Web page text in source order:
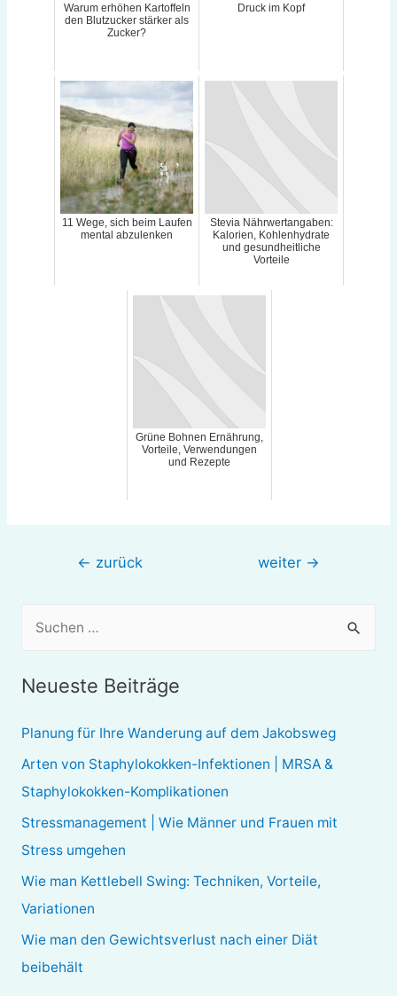
Warum erhöhen Kartoffeln
den Blutzucker stärker als
Zucker?
Druck im Kopf
11 Wege, sich beim Laufen
mental abzulenken
Stevia Nährwertangaben:
Kalorien, Kohlenhydrate
und gesundheitliche
Vorteile
Grüne Bohnen Ernährung,
Vorteile, Verwendungen
und Rezepte
Beitragsnavigation
← zurück weiter →
e
n
n
Neueste Beiträge
Planung für Ihre Wanderung auf dem Jakobsweg
Arten von Staphylokokken-Infektionen | MRSA &
Staphylokokken-Komplikationen
Stressmanagement | Wie Männer und Frauen mit
Stress umgehen
Wie man Kettlebell Swing: Techniken, Vorteile,
Variationen
Wie man den Gewichtsverlust nach einer Diät
beibehält